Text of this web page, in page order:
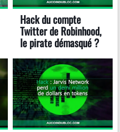
Hack du compte
Twitter de Robinhood,
le pirate démasqué ?